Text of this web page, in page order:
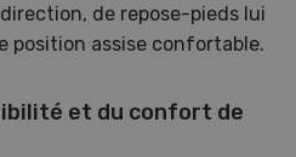
de repose-pieds lui
position assise confortable.
et du confort de